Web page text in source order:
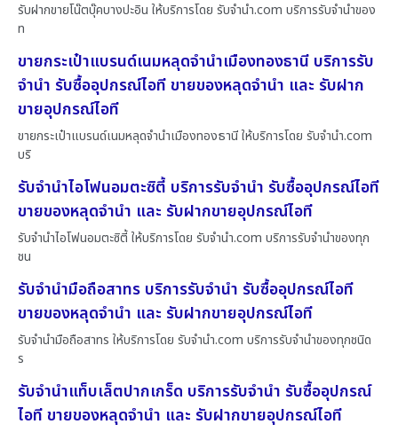
รับฝากขายโน๊ตบุ๊คบางปะอิน ให้บริการโดย รับจํานํา.com บริการรับจำนำของ
ท
ขายกระเป๋าแบรนด์เนมหลุดจำนำเมืองทองธานี บริการรับ
จำนำ รับซื้ออุปกรณ์ไอที ขายของหลุดจำนำ และ รับฝาก
ขายอุปกรณ์ไอที
ขายกระเป๋าแบรนด์เนมหลุดจำนำเมืองทองธานี ให้บริการโดย รับจํานํา.com
บริ
รับจำนำไอโฟนอมตะซิตี้ บริการรับจำนำ รับซื้ออุปกรณ์ไอที
ขายของหลุดจำนำ และ รับฝากขายอุปกรณ์ไอที
รับจำนำไอโฟนอมตะซิตี้ ให้บริการโดย รับจํานํา.com บริการรับจำนำของทุก
ชน
รับจำนำมือถือสาทร บริการรับจำนำ รับซื้ออุปกรณ์ไอที
ขายของหลุดจำนำ และ รับฝากขายอุปกรณ์ไอที
รับจำนำมือถือสาทร ให้บริการโดย รับจํานํา.com บริการรับจำนำของทุกชนิด
ร
รับจำนำแท็บเล็ตปากเกร็ด บริการรับจำนำ รับซื้ออุปกรณ์
ไอที ขายของหลุดจำนำ และ รับฝากขายอุปกรณ์ไอที